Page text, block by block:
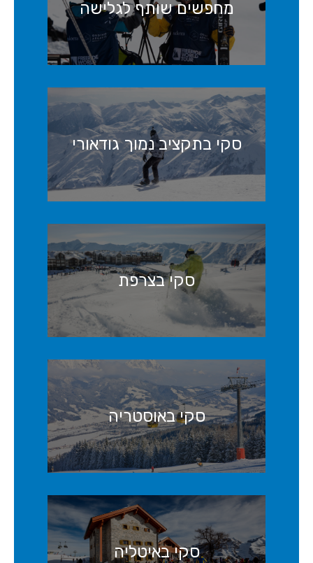
מחפשים שותף לגלישה
סקי בתקציב נמוך גודאורי
סקי בצרפת
סקי באוסטריה
סקי באיטליה